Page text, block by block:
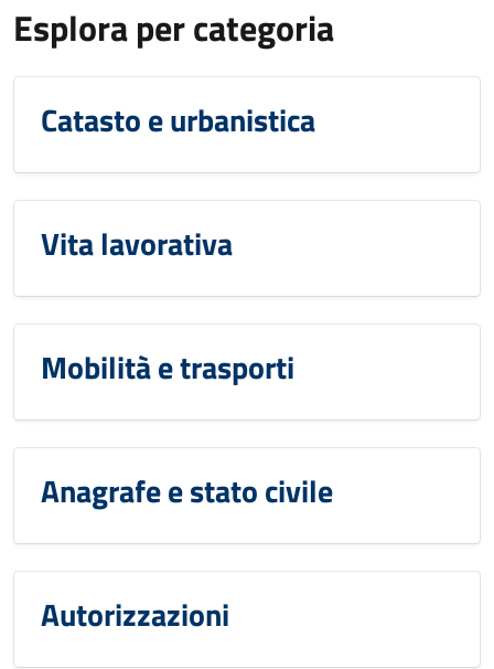
Esplora per categoria
Catasto e urbanistica
Vita lavorativa
Mobilità e trasporti
Anagrafe e stato civile
Autorizzazioni